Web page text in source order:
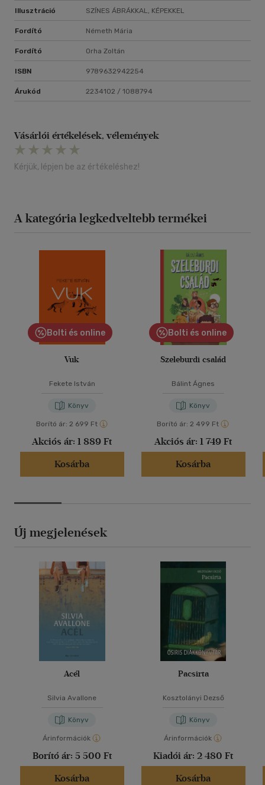
Illusztráció SZÍNES ÁBRÁKKAL, KÉPEKKEL
Fordító Németh Mária
Fordító Orha Zoltán
ISBN 9789632942254
Árukód 2234102 / 1088794
Vásárlói értékelések, vélemények
Kérjük, lépjen be az értékeléshez!
A kategória legkedveltebb termékei
Bolti és online
Vuk
Fekete István
Könyv
Borító ár: 2 699 Ft
Akciós ár: 1 889 Ft
Kosárba
Bolti és online
Szeleburdi család
Bálint Ágnes
Könyv
Borító ár: 2 499 Ft
Akciós ár: 1 749 Ft
Kosárba
Új megjelenések
Acél
Silvia Avallone
Könyv
Árinformációk
Borító ár: 5 500 Ft
Kosárba
Pacsirta
Kosztolányi Dezső
Könyv
Árinformációk
Kiadói ár: 2 480 Ft
Kosárba